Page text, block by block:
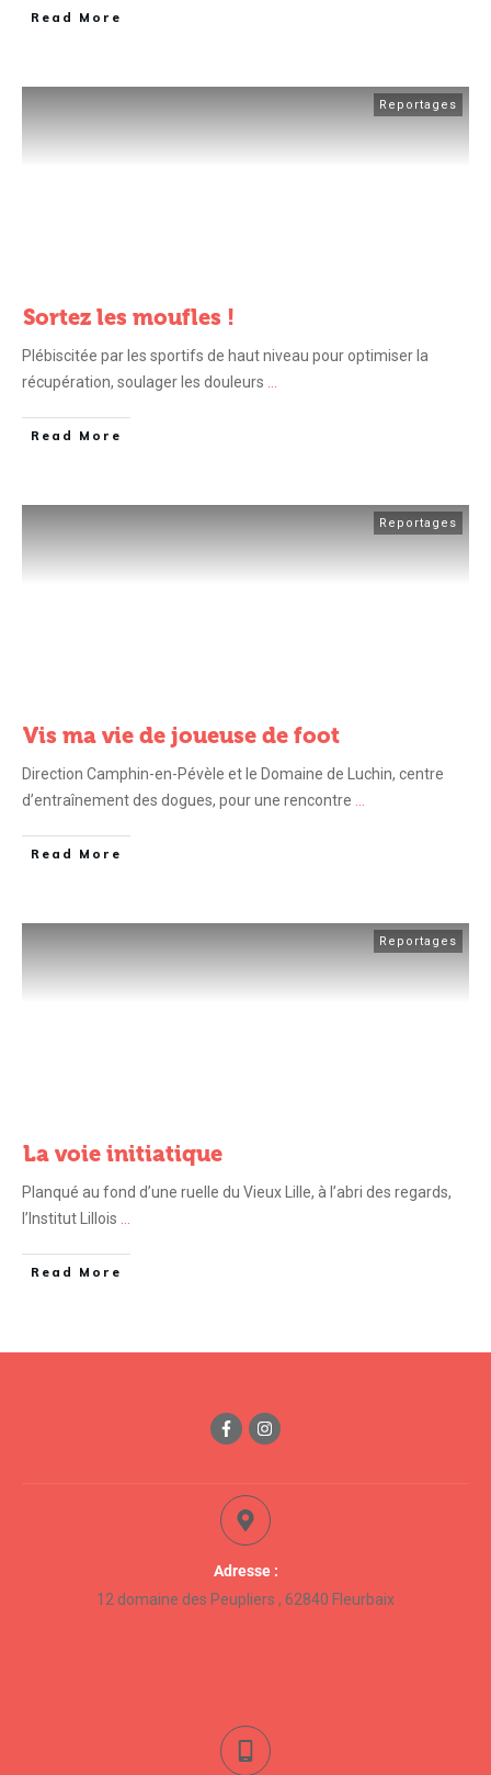
Read More
Reportages
Sortez les moufles !
Plébiscitée par les sportifs de haut niveau pour optimiser la
récupération, soulager les douleurs
Read More
Reportages
Vis ma vie de joueuse de foot
Direction Camphin-en-Pévèle et le Domaine de Luchin, centre
d’entraînement des dogues, pour une rencontre
Read More
Reportages
La voie initiatique
Planqué au fond d’une ruelle du Vieux Lille, à l’abri des regards,
l’Institut Lillois
Read More
Adresse :
12 domaine des Peupliers , 62840 Fleurbaix